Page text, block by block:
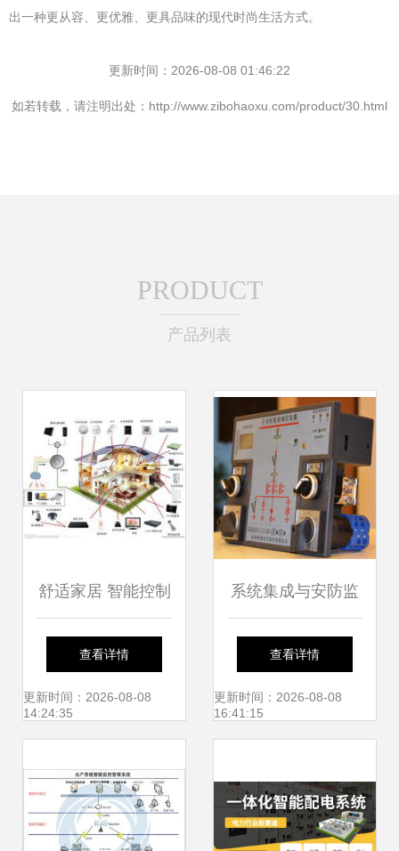
出一种更从容、更优雅、更具品味的现代时尚生活方式。
更新时间：2026-08-08 01:46:22
如若转载，请注明出处：http://www.zibohaoxu.com/product/30.html
PRODUCT
产品列表
舒适家居 智能控制
系统集成打造未来
生活体验
查看详情
更新时间：2026-08-08
14:24:35
系统集成与安防监
控 迈向智能控制系
统集成的关键路径
查看详情
更新时间：2026-08-08
16:41:15